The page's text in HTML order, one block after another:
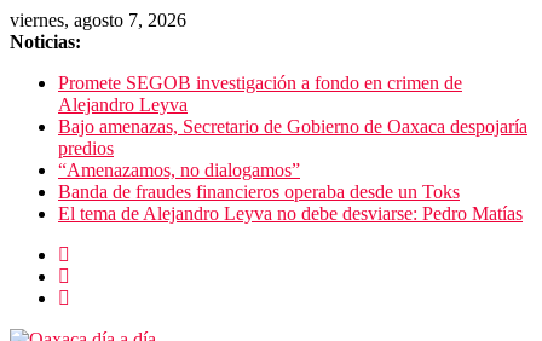
viernes, agosto 7, 2026
Noticias:
Promete SEGOB investigación a fondo en crimen de
Alejandro Leyva
Bajo amenazas, Secretario de Gobierno de Oaxaca despojaría
predios
“Amenazamos, no dialogamos”
Banda de fraudes financieros operaba desde un Toks
El tema de Alejandro Leyva no debe desviarse: Pedro Matías